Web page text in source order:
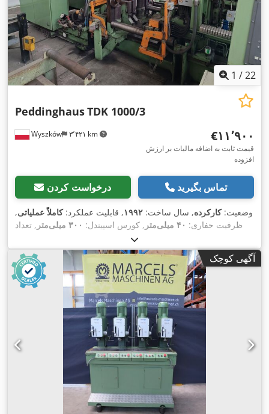
1 /22
Wyszków ۳٬۴۲۱ km
PeddinghausTDK 1000/3
‎€۱۱٬۹۰۰
قیمت ثابت به اضافه مالیات بر ارزش
افزوده
درخواست کردن تماس بگیرید
وضعیت:کارکرده, سال ساخت: ۱۹۹۲, قابلیت عملکرد:کاملاً عملیاتی,
ظرفیت حفاری: ۴۰ میلی‌متر , کورس اسپیندل: ۳۰۰ میلی‌متر
, تعداد
اسپیندل‌ها:
آگهی کوچک